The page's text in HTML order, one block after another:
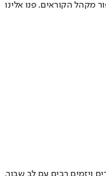
מקהל הקוראים. פנו אלינו